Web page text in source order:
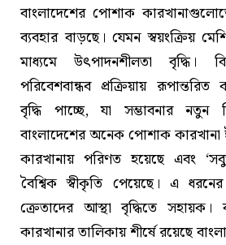
বাংলাদেশের পোশাক
ব্যবহার বাড়ছে। যেমন স্বয়ংক্রিয়
মাধ্যমে উৎপাদনশীলতা বৃদ্ধি।
পরিবেশবান্ধব প্রক্রিয়ায়
বৃদ্ধি পাচ্ছে, যা সম্ভাবনার নতুন
বাংলাদেশের অনেক পোশাক কারখানা
কারখানায় পরিণত হয়েছে এবং
বৈশ্বিক স্বীকৃতি পেয়েছে। এ
ক্রেতাদের আস্থা বৃদ্ধিতে সহায়ক।
কারখানার তালিকায় শীর্ষে রয়েছে